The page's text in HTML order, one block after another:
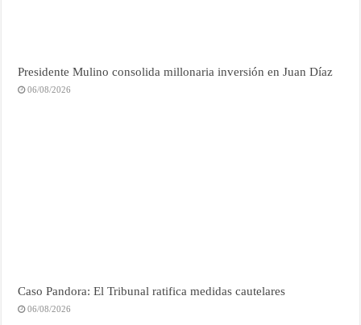
Presidente Mulino consolida millonaria inversión en Juan Díaz
06/08/2026
Caso Pandora: El Tribunal ratifica medidas cautelares
06/08/2026